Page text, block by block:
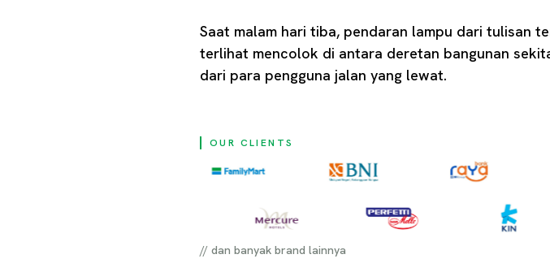
Saat malam hari tiba, pendaran lampu dari tulisan
terlihat mencolok di antara deretan bangunan
dari para pengguna jalan yang lewat.
OUR CLIENTS
// dan banyak brand lainnya